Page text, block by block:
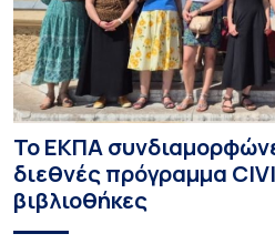
Το ΕΚΠΑ
διεθνές πρόγραμμα
βιβλιοθήκες